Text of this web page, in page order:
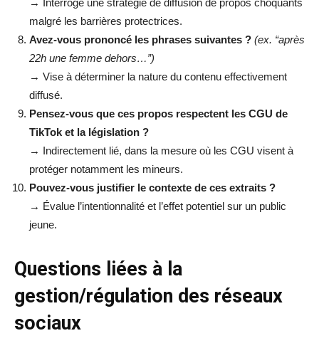
→ Interroge une stratégie de diffusion de propos choquants
malgré les barrières protectrices.
Avez-vous prononcé les phrases suivantes ? (ex. “après
22h une femme dehors…”)
→ Vise à déterminer la nature du contenu effectivement
diffusé.
Pensez-vous que ces propos respectent les CGU de
TikTok et la législation ?
→ Indirectement lié, dans la mesure où les CGU visent à
protéger notamment les mineurs.
Pouvez-vous justifier le contexte de ces extraits ?
→ Évalue l’intentionnalité et l’effet potentiel sur un public
jeune.
Questions liées à la
gestion/régulation des réseaux
sociaux